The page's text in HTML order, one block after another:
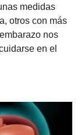
medidas
otros con más
nos
en el